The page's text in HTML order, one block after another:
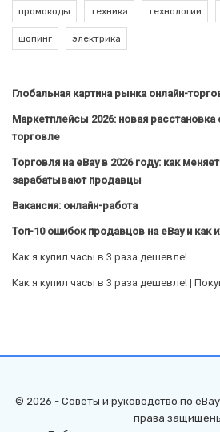
промокоды техника технологии
шопинг электрика
Глобальная картина рынка онлайн-
Маркетплейсы 2026: новая
торговле
Торговля на eBay в 2026 году: как
зарабатывают продавцы
Вакансия: онлайн-работа
Топ-10 ошибок продавцов на eBay и как
Как я купил часы в 3 раза дешевле!
Как я купил часы в 3 раза дешевле! |
© 2026 - Советы и руководство по
права